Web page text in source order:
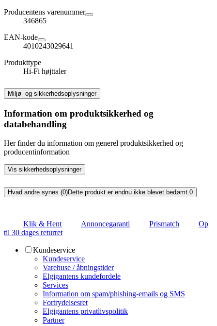
Producentens varenummer
346865
EAN-kode
4010243029641
Produkttype
Hi-Fi højttaler
Miljø- og sikkerhedsoplysninger
Information om produktsikkerhed og
databehandling
Her finder du information om generel produktsikkerhed og
producentinformation
Vis sikkerhedsoplysninger
Hvad andre synes (0)Dette produkt er endnu ikke blevet bedømt. 0
Klik & Hent Annoncegaranti Prismatch
Op
til 30 dages returret
Kundeservice
Kundeservice
Varehuse / åbningstider
Elgigantens kundefordele
Services
Information om spam/phishing-emails og SMS
Fortrydelsesret
Elgigantens privatlivspolitik
Partner